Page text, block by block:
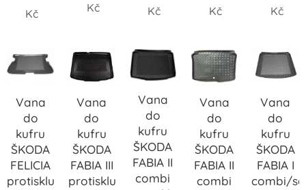
Kč
Kč
Kč
Kč
Kč
Vana
do
kufru
ŠKODA
FELICIA
protiskluz
Vana
do
kufru
ŠKODA
FABIA III
protiskluz
Vana
do
kufru
ŠKODA
FABIA II
combi
Vana
do
kufru
ŠKODA
FABIA II
combi
Vana
do
kufru
ŠKODA
FABIA I
combi/